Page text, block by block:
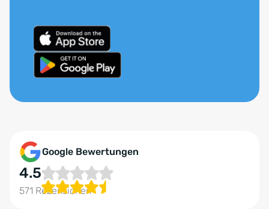
Google Bewertungen
4.5
571 Rezensionen